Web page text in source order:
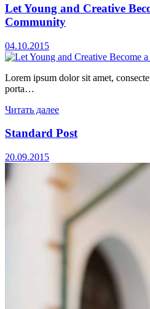
Let Young and Creative
Community
04.10.2015
Lorem ipsum dolor sit amet,
porta…
Читать далее
Standard Post
20.09.2015